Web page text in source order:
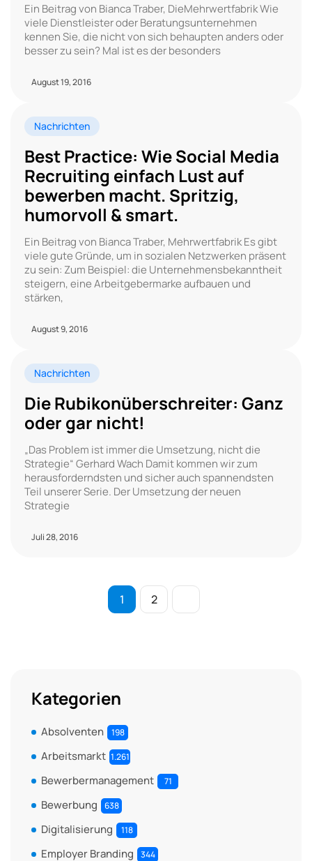
Ein Beitrag von Bianca Traber, DieMehrwertfabrik Wie
viele Dienstleister oder Beratungsunternehmen
kennen Sie, die nicht von sich behaupten anders oder
besser zu sein? Mal ist es der besonders
August 19, 2016
Nachrichten
Best Practice: Wie Social Media
Recruiting einfach Lust auf
bewerben macht. Spritzig,
humorvoll & smart.
Ein Beitrag von Bianca Traber, Mehrwertfabrik Es gibt
viele gute Gründe, um in sozialen Netzwerken präsent
zu sein: Zum Beispiel: die Unternehmensbekanntheit
steigern, eine Arbeitgebermarke aufbauen und
stärken,
August 9, 2016
Nachrichten
Die Rubikonüberschreiter: Ganz
oder gar nicht!
„Das Problem ist immer die Umsetzung, nicht die
Strategie“ Gerhard Wach Damit kommen wir zum
herausforderndsten und sicher auch spannendsten
Teil unserer Serie. Der Umsetzung der neuen
Strategie
Juli 28, 2016
1 2
Kategorien
Absolventen 198
Arbeitsmarkt 1.261
Bewerbermanagement 71
Bewerbung 638
Digitalisierung 118
Employer Branding 344